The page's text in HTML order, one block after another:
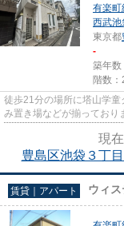
有楽町
西武池
東京都
-
築年数
階数
徒歩21分の場所に塔山学
み置き場などが揃っており
現
豊島区池袋３丁
賃貸｜アパート ウィ